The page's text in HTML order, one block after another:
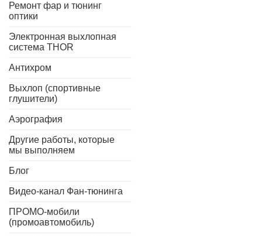
Ремонт фар и тюнинг
оптики
Электронная выхлопная
система THOR
Антихром
Выхлоп (спортивные
глушители)
Аэрография
Другие работы, которые
мы выполняем
Блог
Видео-канал Фан-тюнинга
ПРОМО-мобили
(промоавтомобиль)